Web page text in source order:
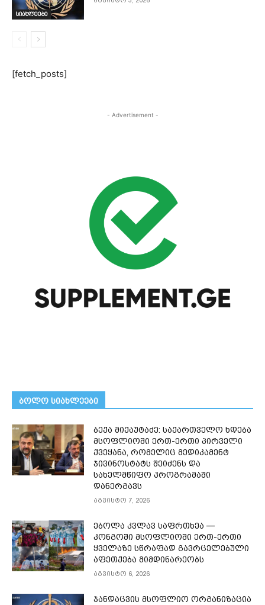
სიახლეები
[fetch_posts]
- Advertisement -
ᲑᲝᲚᲝ ᲡᲘᲐᲮᲚᲔᲔᲑᲘ
ბექა მიქაუტაძე: საქართველო ხდება
მსოფლიოში ერთ-ერთი პირველი
ქვეყანა, რომელიც მედიკამენტ
ჯივინოსტატს შეიძენს და
სახელმწიფო პროგრამაში
დანერგავს
აგვისტო 7, 2026
ებოლა კვლავ საფრთხეა —
კონგოში მსოფლიოში ერთ-ერთი
ყველაზე სწრაფად გავრცელებული
აფეთქება მიმდინარეობს
აგვისტო 6, 2026
ჯანდაცვის მსოფლიო ორგანიზაცია